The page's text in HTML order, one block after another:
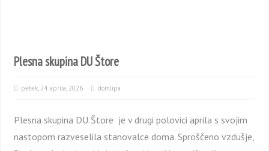
Plesna skupina DU Štore
petek, 24. aprila, 2026 domlipa
Plesna skupina DU Štore je v drugi polovici aprila s svojim
nastopom razveselila stanovalce doma. Sproščeno vzdušje,